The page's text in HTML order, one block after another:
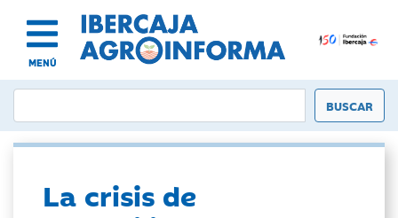
MENÚ
La crisis de